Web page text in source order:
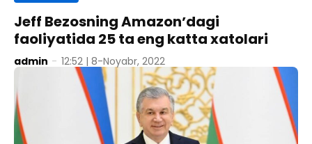
Jeff Bezosning Amazonʼdagi
faoliyatida 25 ta eng katta xatolari
admin - 12:52 | 8-Noyabr, 2022